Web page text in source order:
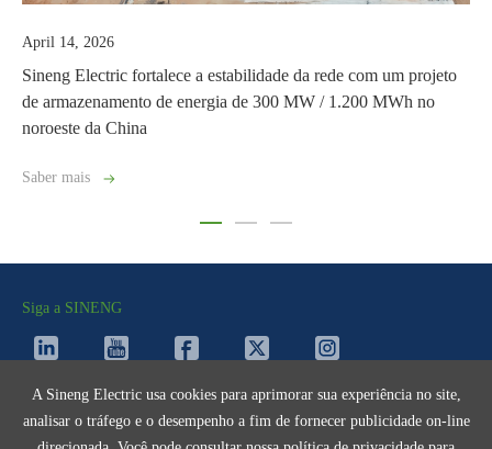
A Sineng Electric usa cookies para aprimorar sua experiência no site,
analisar o tráfego e o desempenho a fim de fornecer publicidade on-line
14, 2026
Electric fortalece a estabilidade da rede com um projeto
de energia de 300 MW / 1.200 MWh no
da China
mais
Fale Conosco
Siga a SINENG